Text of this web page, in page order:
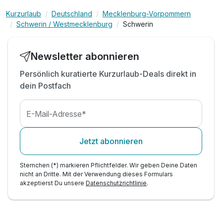
Kurzurlaub Deutschland
Mecklenburg-Vorpommern
Schwerin / Westmecklenburg
Schwerin
Newsletter abonnieren
Persönlich kuratierte Kurzurlaub-Deals direkt in
dein Postfach
E-Mail-Adresse*
Jetzt abonnieren
Sternchen (*) markieren Pflichtfelder. Wir geben Deine Daten
nicht an Dritte. Mit der Verwendung dieses Formulars
akzeptierst Du unsere Datenschutzrichtlinie.